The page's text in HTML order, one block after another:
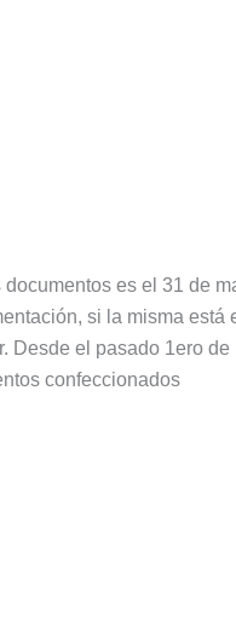
es el 31 de
si la misma está
Desde el pasado 1ero de
confeccionados